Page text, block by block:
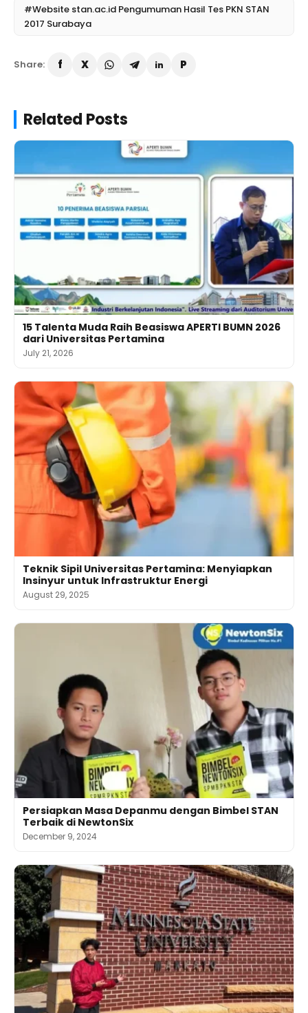
#Website stan.ac.id Pengumuman Hasil Tes PKN STAN
2017 Surabaya
Share:
Related Posts
15 Talenta Muda Raih Beasiswa APERTI BUMN 2026
dari Universitas Pertamina
July 21, 2026
Teknik Sipil Universitas Pertamina: Menyiapkan
Insinyur untuk Infrastruktur Energi
August 29, 2025
Persiapkan Masa Depanmu dengan Bimbel STAN
Terbaik di NewtonSix
December 9, 2024